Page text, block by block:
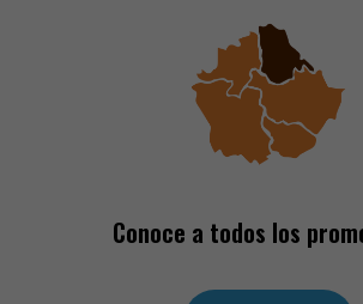
Conoce a todos los